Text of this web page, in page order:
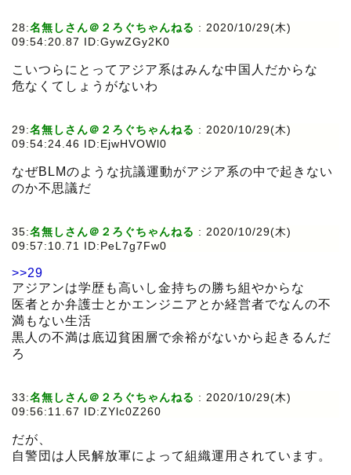
28:名無しさん＠２ろぐちゃんねる : 2020/10/29(木)
09:54:20.87 ID:GywZGy2K0
こいつらにとってアジア系はみんな中国人だからな
危なくてしょうがないわ
29:名無しさん＠２ろぐちゃんねる : 2020/10/29(木)
09:54:24.46 ID:EjwHVOWl0
なぜBLMのような抗議運動がアジア系の中で起きない
のか不思議だ
35:名無しさん＠２ろぐちゃんねる : 2020/10/29(木)
09:57:10.71 ID:PeL7g7Fw0
>>29
アジアンは学歴も高いし金持ちの勝ち組やからな
医者とか弁護士とかエンジニアとか経営者でなんの不
満もない生活
黒人の不満は底辺貧困層で余裕がないから起きるんだ
ろ
33:名無しさん＠２ろぐちゃんねる : 2020/10/29(木)
09:56:11.67 ID:ZYlc0Z260
だが、
自警団は人民解放軍によって組織運用されています。